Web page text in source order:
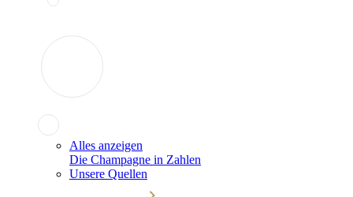
Alles anzeigen
Die Champagne in Zahlen
Unsere Quellen